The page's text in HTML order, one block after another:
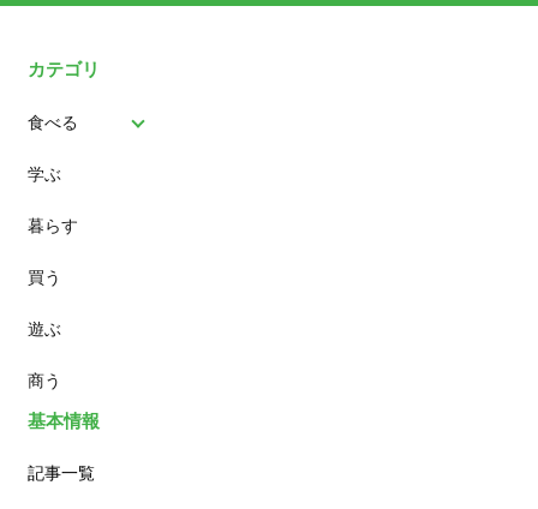
カテゴリ
食べる
パン
スイーツ
ランチ
カフェ
学ぶ
暮らす
買う
遊ぶ
商う
基本情報
記事一覧